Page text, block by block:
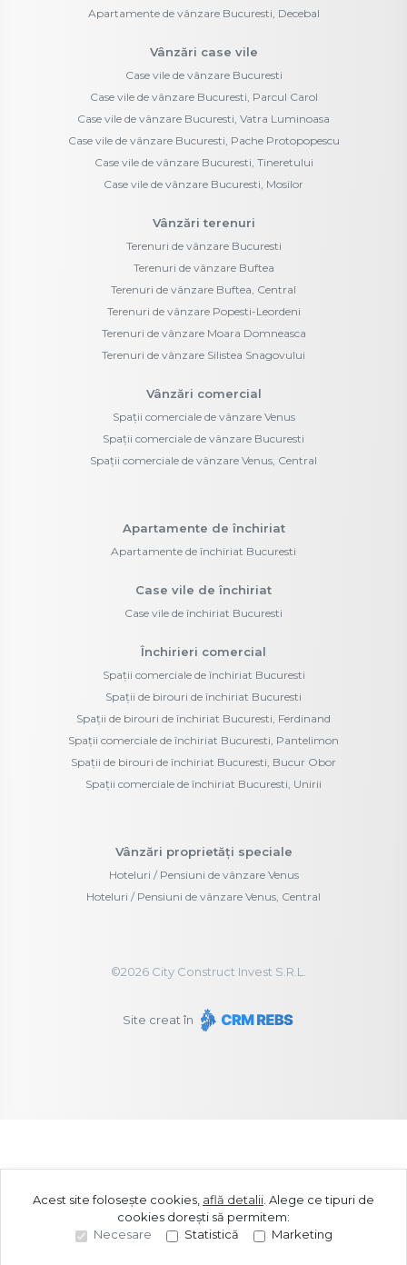
Apartamente de vânzare Bucuresti, Decebal
Vânzări case vile
Case vile de vânzare Bucuresti
Case vile de vânzare Bucuresti, Parcul Carol
Case vile de vânzare Bucuresti, Vatra Luminoasa
Case vile de vânzare Bucuresti, Pache Protopopescu
Case vile de vânzare Bucuresti, Tineretului
Case vile de vânzare Bucuresti, Mosilor
Vânzări terenuri
Terenuri de vânzare Bucuresti
Terenuri de vânzare Buftea
Terenuri de vânzare Buftea, Central
Terenuri de vânzare Popesti-Leordeni
Terenuri de vânzare Moara Domneasca
Terenuri de vânzare Silistea Snagovului
Vânzări comercial
Spații comerciale de vânzare Venus
Spații comerciale de vânzare Bucuresti
Spații comerciale de vânzare Venus, Central
Apartamente de închiriat
Apartamente de închiriat Bucuresti
Case vile de închiriat
Case vile de închiriat Bucuresti
Închirieri comercial
Spații comerciale de închiriat Bucuresti
Spații de birouri de închiriat Bucuresti
Spații de birouri de închiriat Bucuresti, Ferdinand
Spații comerciale de închiriat Bucuresti, Pantelimon
Spații de birouri de închiriat Bucuresti, Bucur Obor
Spații comerciale de închiriat Bucuresti, Unirii
Vânzări proprietăți speciale
Hoteluri / Pensiuni de vânzare Venus
Hoteluri / Pensiuni de vânzare Venus, Central
©2026City Construct Invest S.R.L.
Site creat în
Acest site folosește cookies, află detalii Alege ce tipuri de
cookies dorești să permitem:
Necesare
Statistică Marketing